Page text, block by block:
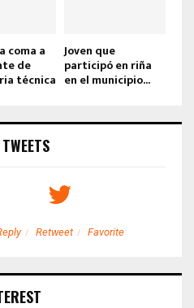
coma a
de
técnica
Joven que
participó en riña
en el municipio...
Retweet Favorite